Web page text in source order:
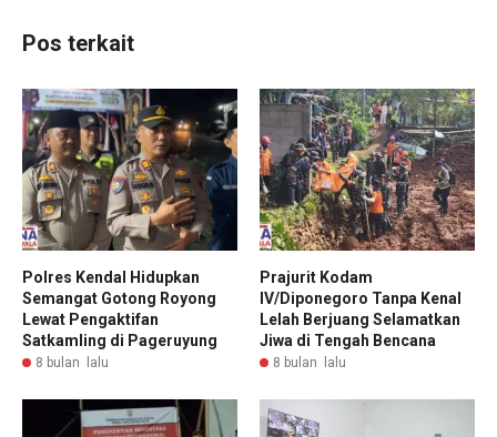
Pos terkait
Polres Kendal Hidupkan
Semangat Gotong Royong
Lewat Pengaktifan
Satkamling di Pageruyung
8 bulan lalu
Prajurit Kodam
IV/Diponegoro Tanpa Kenal
Lelah Berjuang Selamatkan
Jiwa di Tengah Bencana
8 bulan lalu